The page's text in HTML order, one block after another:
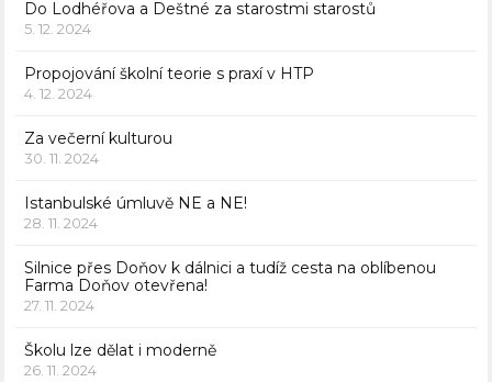
Do Lodhéřova a Deštné za starostmi starostů
5. 12. 2024
Propojování školní teorie s praxí v HTP
4. 12. 2024
Za večerní kulturou
30. 11. 2024
Istanbulské úmluvě NE a NE!
28. 11. 2024
Silnice přes Doňov k dálnici a tudíž cesta na oblíbenou
Farma Doňov otevřena!
27. 11. 2024
Školu lze dělat i moderně
26. 11. 2024